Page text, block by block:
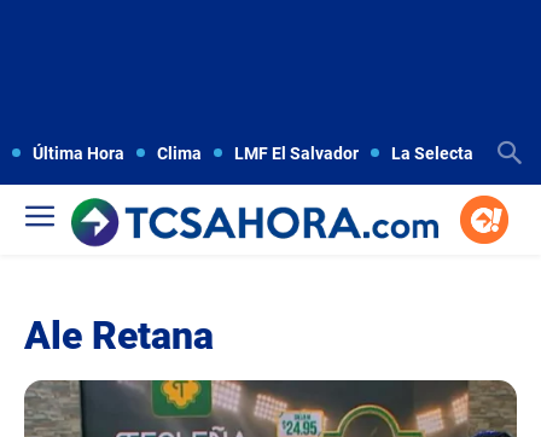
Última Hora Clima LMF El Salvador La Selecta
Ale Retana